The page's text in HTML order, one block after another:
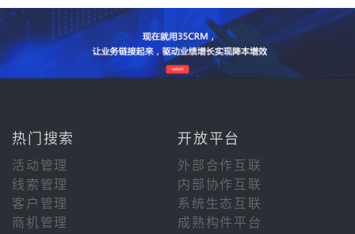
热门搜索 开放平台
活动管理
外部合作互联
线索管理
内部协作互联
客户管理
系统生态互联
商机管理
成熟构件平台